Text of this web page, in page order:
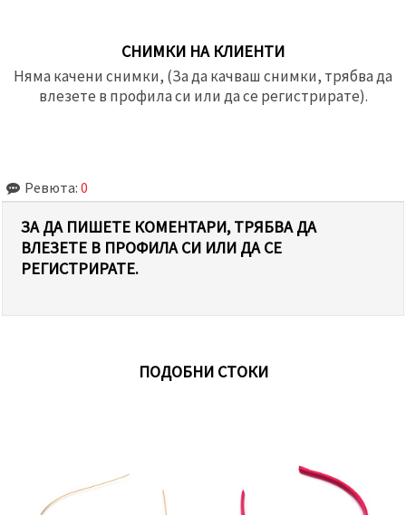
СНИМКИ НА КЛИЕНТИ
Няма качени снимки, (За да качваш снимки, трябва да
влезете в профила си или да се регистрирате).
Ревюта: 0
ЗА ДА ПИШЕТЕ КОМЕНТАРИ, ТРЯБВА ДА
ВЛЕЗЕТЕ В ПРОФИЛА СИ ИЛИ ДА СЕ
РЕГИСТРИРАТЕ.
ПОДОБНИ СТОКИ